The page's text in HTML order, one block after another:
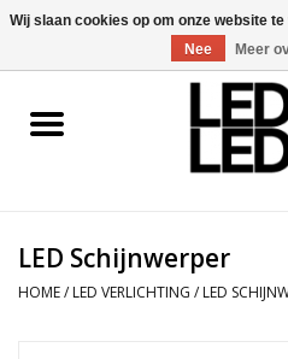
Home
LED Accessoires
LED Schijnwerper
HOME/ LED VERLICHTING / LED
Wij slaan cookies op om onze website
Nee
Meer